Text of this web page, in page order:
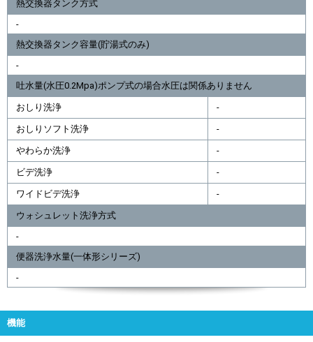
熱交換器タンク方式
-
熱交換器タンク容量(貯湯式のみ)
-
吐水量(水圧0.2Mpa)ポンプ式の場合水圧は関係ありません
おしり洗浄 -
おしりソフト洗浄 -
やわらか洗浄 -
ビデ洗浄 -
ワイドビデ洗浄 -
ウォシュレット洗浄方式
-
便器洗浄水量(一体形シリーズ)
-
機能